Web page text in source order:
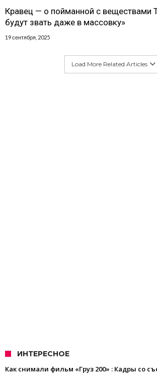
Кравец — о пойманной с веществами
будут звать даже в массовку»
19 сентября, 2025
Load More Related Articles
ИНТЕРЕСНОЕ
Как снимали фильм «Груз 200» : Кадры со